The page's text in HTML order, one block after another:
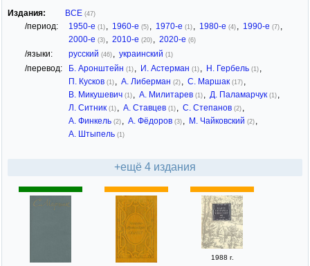
Издания: ВСЕ (47)
/период: 1950-е (1) 1960-е (5) 1970-е (1) 1980-е (4) 1990-е (7)
2000-е (3) 2010-е (20) 2020-е (6)
/языки: русский (46) украинский (1)
/перевод: Б. Аронштейн (1) И. Астерман (1) Н. Гербель (1)
П. Кусков (1) А. Либерман (2) С. Маршак (17)
В. Микушевич (1) А. Милитарев (1) Д. Паламарчук (1)
Л. Ситник (1) А. Ставцев (1) С. Степанов (2)
А. Финкель (2) А. Фёдоров (3) М. Чайковский (2)
А. Штыпель (1)
+ещё 4 издания
1988 г.